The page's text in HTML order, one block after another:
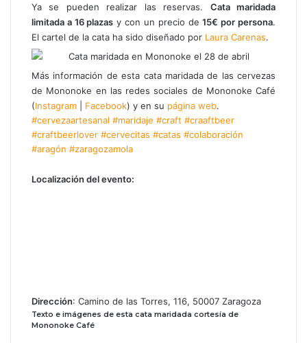
Ya se pueden realizar las reservas. Cata maridada
limitada a 16 plazas y con un precio de15€ por persona.
El cartel de la cata ha sido diseñado por Laura Carenas.
Más información de esta cata maridada de las cervezas
de Mononoke en las redes sociales de Mononoke Café
(Instagram Facebook) y en su página web.
#cervezaartesanal #maridaje #craft #craaftbeer
#craftbeerlover #cervecitas #catas #colaboración
#aragón #zaragozamola
Localización del evento:
Dirección: Camino de las Torres, 116, 50007 Zaragoza
Texto e imágenes de esta cata maridada cortesía de
Mononoke Café